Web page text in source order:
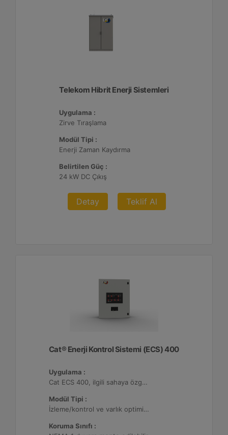
Telekom Hibrit Enerji Sistemleri
Uygulama :
Zirve Tıraşlama
Modül Tipi :
Enerji Zaman Kaydırma
Belirtilen Güç :
24 kW DC Çıkış
Detay Teklif Al
Cat® Enerji Kontrol Sistemi (ECS) 400
Uygulama :
Cat ECS 400, ilgili sahaya özgü varlık gereksinimlerini karşılayacak şekilde yapılandırılabildiği çeşitli mikro şebekelerde kullanılmaktadır.
Modül Tipi :
İzleme/kontrol ve varlık optimizasyonu, 32 adede kadar Dağıtılmış Enerji Kaynağı (DER) ile yapılandırılabilir.
Koruma Sınıfı :